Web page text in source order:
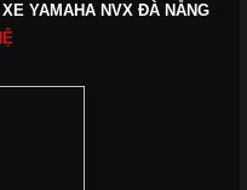
YAMAHA NVX ĐÀ NẴNG